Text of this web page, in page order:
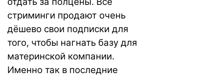
стриминги продают очень
дёшево свои подписки для
того, чтобы нагнать базу для
материнской компании.
Именно так в последние